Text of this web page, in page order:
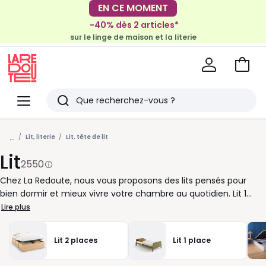
EN CE MOMENT
-30€ tous les 100€*
sur le meuble & la déco
-40% dès 2 articles*
sur le linge de maison et la literie
Menu
Redoute
Rechercher
Derniers
articles
vus
Voir
... Lit, literie Lit, tête de lit
Lit2550
Chez La Redoute, nous vous proposons des lits pensés pour
bien dormir et mieux vivre votre chambre au quotidien. Lit 1
place pour une chambre d’enfant, lit 2 places pour une suite
parentale, modèle avec rangement pour gagner de la place ou
tête de lit marquée pour structurer l’espace : à chacun sa
solution. Bois clair, tissu, métal, lignes sobres ou esprit plus déco,
le lit donne le ton de la pièce tout en répondant à vos
Lire plus
Lit 2 places Lit 1 place